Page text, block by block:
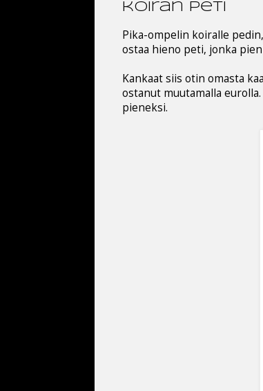
koiran peti
Pika-ompelin koiralle
ostaa hieno peti, jonka
Kankaat siis otin omasta
ostanut muutamalla
pieneksi.